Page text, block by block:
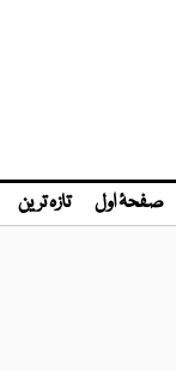
صفحۂ اول تازہ ترین